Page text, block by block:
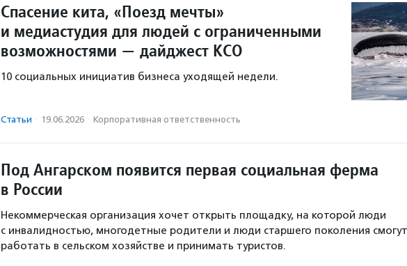
Спасение кита, «Поезд мечты»
и медиастудия для людей с ограниченными
возможностями — дайджест КСО
10 социальных инициатив бизнеса уходящей недели.
Статьи · 19.06.2026 · Корпоративная ответственность
Под Ангарском появится первая социальная ферма
в России
Некоммерческая организация хочет открыть площадку, на которой люди
с инвалидностью, многодетные родители и люди старшего поколения смогут
работать в сельском хозяйстве и принимать туристов.